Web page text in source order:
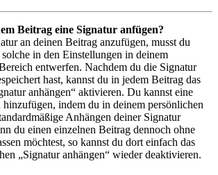
Beitrag eine Signatur anfügen?
an deinen Beitrag anzufügen, musst du
solche in den Einstellungen in deinem
entwerfen. Nachdem du die Signatur
hast, kannst du in jedem Beitrag das
anhängen“ aktivieren. Du kannst eine
hinzufügen, indem du in deinem persönlichen
Anhängen deiner Signatur
du einen einzelnen Beitrag dennoch ohne
möchtest, so kannst du dort einfach das
„Signatur anhängen“ wieder deaktivieren.